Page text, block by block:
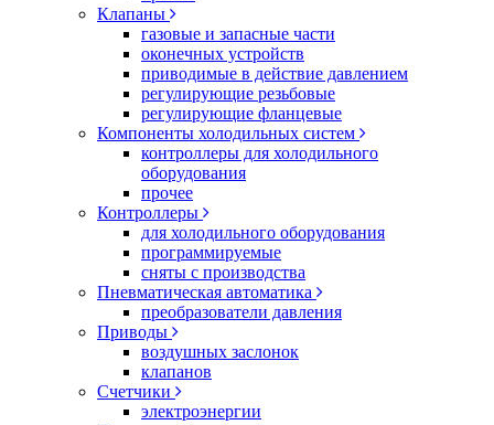
Клапаны
газовые и запасные части
оконечных устройств
приводимые в действие давлением
регулирующие резьбовые
регулирующие фланцевые
Компоненты холодильных систем
контроллеры для холодильного
оборудования
прочее
Контроллеры
для холодильного оборудования
программируемые
сняты с производства
Пневматическая автоматика
преобразователи давления
Приводы
воздушных заслонок
клапанов
Счетчики
электроэнергии